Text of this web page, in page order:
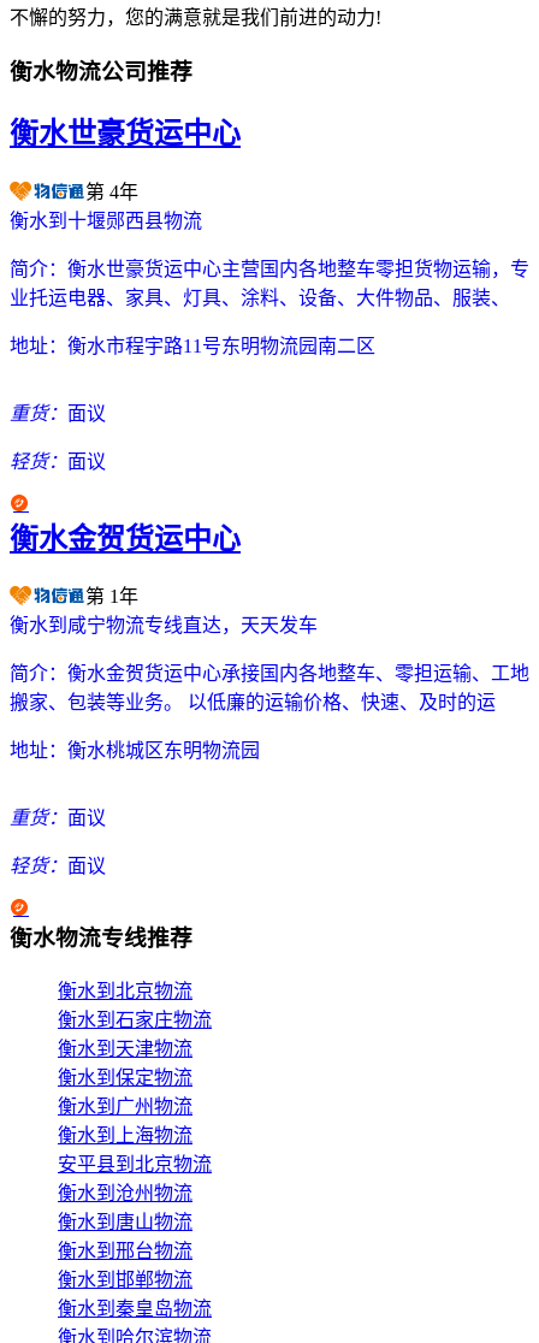
不懈的努力，您的满意就是我们前进的动力!
衡水物流公司推荐
衡水世豪货运中心
第 4年
衡水到十堰郧西县物流
简介： 衡水世豪货运中心主营国内各地整车零担货物运输，专
业托运电器、家具、灯具、涂料、设备、大件物品、服装、
地址： 衡水市程宇路11号东明物流园南二区
重货： 面议
轻货： 面议
衡水金贺货运中心
第 1年
衡水到咸宁物流专线直达，天天发车
简介： 衡水金贺货运中心承接国内各地整车、零担运输、工地
搬家、包装等业务。 以低廉的运输价格、快速、及时的运
地址： 衡水桃城区东明物流园
重货： 面议
轻货： 面议
衡水物流专线推荐
衡水到北京物流
衡水到石家庄物流
衡水到天津物流
衡水到保定物流
衡水到广州物流
衡水到上海物流
安平县到北京物流
衡水到沧州物流
衡水到唐山物流
衡水到邢台物流
衡水到邯郸物流
衡水到秦皇岛物流
衡水到哈尔滨物流